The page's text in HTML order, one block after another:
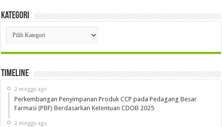
Kategori
Kategori
Timeline
2 minggu ago
Perkembangan Penyimpanan Produk CCP pada Pedagang Besar
Farmasi (PBF) Berdasarkan Ketentuan CDOB 2025
2 minggu ago